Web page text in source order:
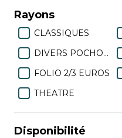
Rayons
CLASSIQUES
DIVERS POCHOTEQUE
FOLIO 2/3 EUROS
THEATRE
Disponibilité